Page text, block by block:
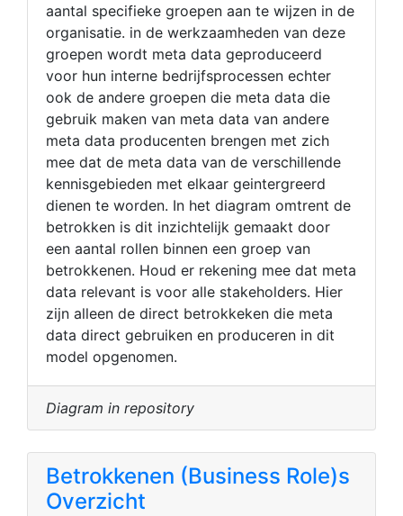
aantal specifieke groepen aan te wijzen in de
organisatie. in de werkzaamheden van deze
groepen wordt meta data geproduceerd
voor hun interne bedrijfsprocessen echter
ook de andere groepen die meta data die
gebruik maken van meta data van andere
meta data producenten brengen met zich
mee dat de meta data van de verschillende
kennisgebieden met elkaar geintergreerd
dienen te worden. In het diagram omtrent de
betrokken is dit inzichtelijk gemaakt door
een aantal rollen binnen een groep van
betrokkenen. Houd er rekening mee dat meta
data relevant is voor alle stakeholders. Hier
zijn alleen de direct betrokkeken die meta
data direct gebruiken en produceren in dit
model opgenomen.
Diagram in repository
Betrokkenen (Business Role)s
Overzicht